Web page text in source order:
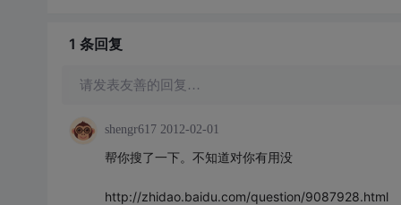
1 条回复
请发表友善的回复…
shengr617 2012-02-01
帮你搜了一下。不知道对你有用没
http://zhidao.baidu.com/question/9087928.html